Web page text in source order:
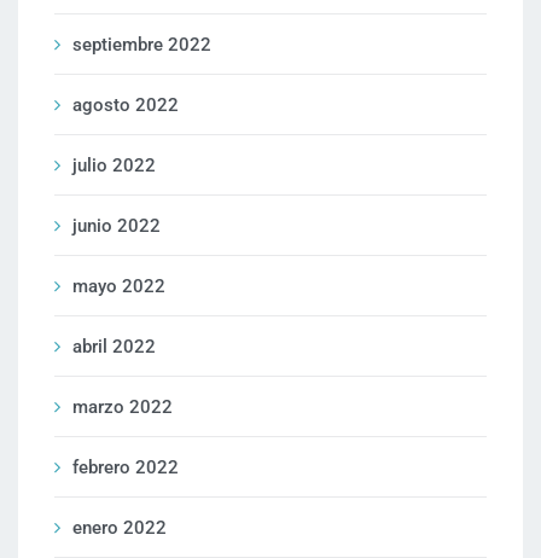
septiembre 2022
agosto 2022
julio 2022
junio 2022
mayo 2022
abril 2022
marzo 2022
febrero 2022
enero 2022